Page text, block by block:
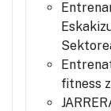
fitness